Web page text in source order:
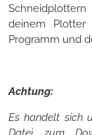
deinem
Programm und
Achtung:
Es handelt sich